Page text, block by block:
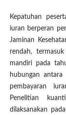
Kepatuhan
iuran berperan
Jaminan
rendah,
mandiri pada
hubungan
pembayaran
Penelitian
dilaksanakan